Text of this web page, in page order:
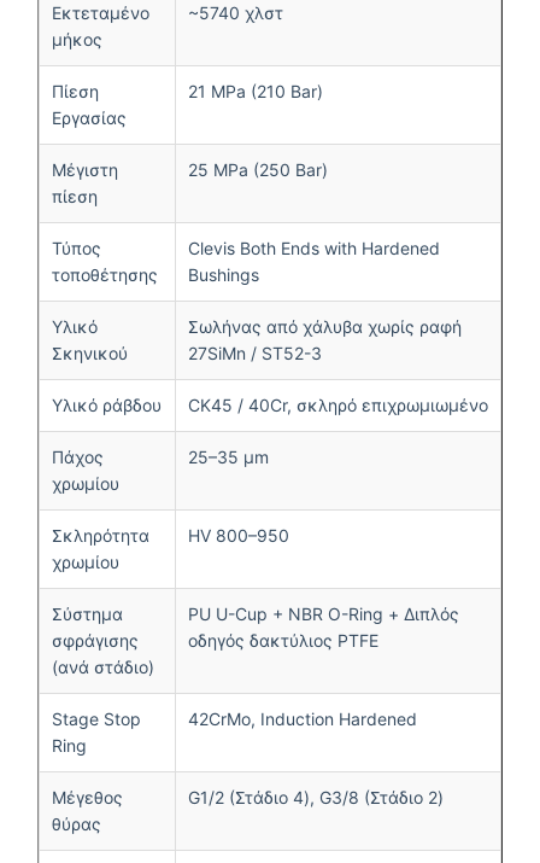
Εκτεταμένο
μήκος
~5740 χλστ
Πίεση
Εργασίας
21 MPa (210 Bar)
Μέγιστη
πίεση
25 MPa (250 Bar)
Τύπος
τοποθέτησης
Clevis Both Ends with Hardened
Bushings
Υλικό
Σκηνικού
Σωλήνας από χάλυβα χωρίς ραφή
27SiMn / ST52-3
Υλικό ράβδου CK45 / 40Cr, σκληρό επιχρωμιωμένο
Πάχος
χρωμίου
25–35 μm
Σκληρότητα
χρωμίου
HV 800–950
Σύστημα
σφράγισης
(ανά στάδιο)
PU U-Cup + NBR O-Ring + Διπλός
οδηγός δακτύλιος PTFE
Stage Stop
Ring
42CrMo, Induction Hardened
Μέγεθος
θύρας
G1/2 (Στάδιο 4), G3/8 (Στάδιο 2)